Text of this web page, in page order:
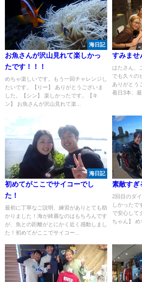
海日記
お魚さんが沢山見れて楽しかっ
たです！！！
めちゃ楽しいです。もう一回チャレンジし
たいです。【りー】 ありがとうございま
した。【シン】 楽しかったです。【キ
ン】 お魚さんが沢山見れて楽...
すみませ
はたさん、
でも久々の
ありがとう
着日3本、最
海日記
初めてがここでサイコーでし
た！
最初に丁寧なご説明、練習がありとても助
かりました！海が綺麗なのはもちろんです
が、魚との距離がとにかく近く感動しまし
た！初めてがここでサイコー...
素敵すぎ
2回目のダ
しかったで
で安心して
ちゃん】 め